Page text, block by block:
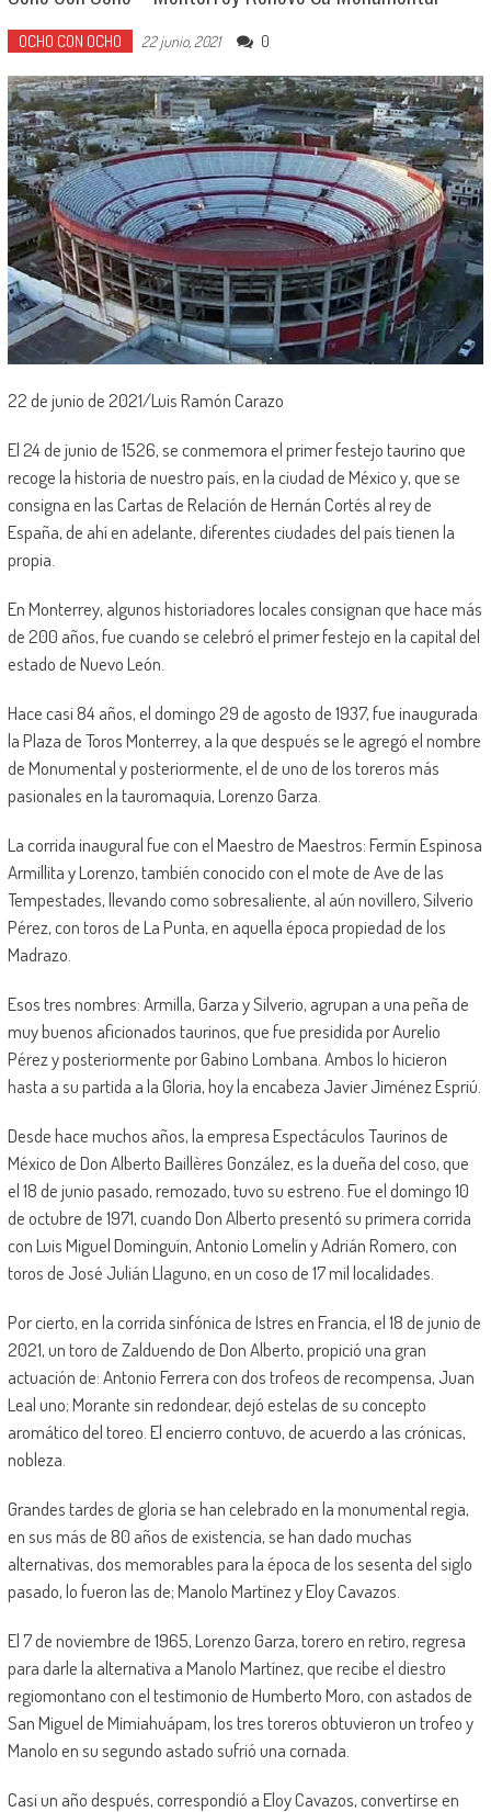
OCHO CON OCHO 22 junio, 2021 0
22 de junio de 2021/Luis Ramón Carazo
El 24 de junio de 1526, se conmemora el primer festejo taurino que
recoge la historia de nuestro país, en la ciudad de México y, que se
consigna en las Cartas de Relación de Hernán Cortés al rey de
España, de ahí en adelante, diferentes ciudades del país tienen la
propia.
En Monterrey, algunos historiadores locales consignan que hace más
de 200 años, fue cuando se celebró el primer festejo en la capital del
estado de Nuevo León.
Hace casi 84 años, el domingo 29 de agosto de 1937, fue inaugurada
la Plaza de Toros Monterrey, a la que después se le agregó el nombre
de Monumental y posteriormente, el de uno de los toreros más
pasionales en la tauromaquia, Lorenzo Garza.
La corrida inaugural fue con el Maestro de Maestros: Fermín Espinosa
Armillita y Lorenzo, también conocido con el mote de Ave de las
Tempestades, llevando como sobresaliente, al aún novillero, Silverio
Pérez, con toros de La Punta, en aquella época propiedad de los
Madrazo.
Esos tres nombres: Armilla, Garza y Silverio, agrupan a una peña de
muy buenos aficionados taurinos, que fue presidida por Aurelio
Pérez y posteriormente por Gabino Lombana. Ambos lo hicieron
hasta a su partida a la Gloria, hoy la encabeza Javier Jiménez Espriú.
Desde hace muchos años, la empresa Espectáculos Taurinos de
México de Don Alberto Baillères González, es la dueña del coso, que
el 18 de junio pasado, remozado, tuvo su estreno. Fue el domingo 10
de octubre de 1971, cuando Don Alberto presentó su primera corrida
con Luis Miguel Dominguín, Antonio Lomelín y Adrián Romero, con
toros de José Julián Llaguno, en un coso de 17 mil localidades.
Por cierto, en la corrida sinfónica de Istres en Francia, el 18 de junio de
2021, un toro de Zalduendo de Don Alberto, propició una gran
actuación de: Antonio Ferrera con dos trofeos de recompensa, Juan
Leal uno; Morante sin redondear, dejó estelas de su concepto
aromático del toreo. El encierro contuvo, de acuerdo a las crónicas,
nobleza.
Grandes tardes de gloria se han celebrado en la monumental regia,
en sus más de 80 años de existencia, se han dado muchas
alternativas, dos memorables para la época de los sesenta del siglo
pasado, lo fueron las de; Manolo Martínez y Eloy Cavazos.
El 7 de noviembre de 1965, Lorenzo Garza, torero en retiro, regresa
para darle la alternativa a Manolo Martínez, que recibe el diestro
regiomontano con el testimonio de Humberto Moro, con astados de
San Miguel de Mimiahuápam, los tres toreros obtuvieron un trofeo y
Manolo en su segundo astado sufrió una cornada.
Casi un año después, correspondió a Eloy Cavazos, convertirse en